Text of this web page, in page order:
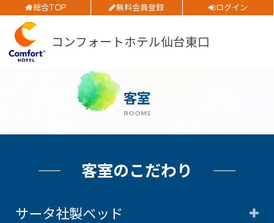
総合TOP 無料会員登録 ログイン
コンフォートホテル仙台東口
チェックイン日
チェックアウト日
空室検索
会員特典のご案内
客室
ROOMS
客室のこだわり
サータ社製ベッド
公式Webサイトからのご予約
閉じる